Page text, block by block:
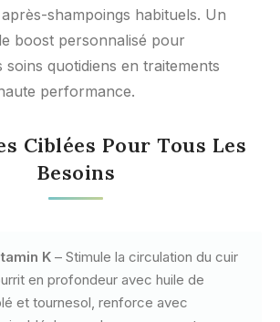
shampoings habituels. Un
boost personnalisé pour
quotidiens en traitements
performance.
Ciblées Pour Tous Les
Besoins
K – Stimule la circulation du cuir
en profondeur avec huile de
et tournesol, renforce avec